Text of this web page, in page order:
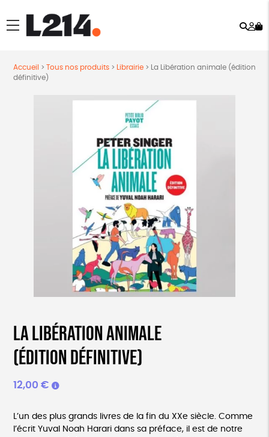
menu
Accueil > Tous nos produits> Librairie>
La Libération animale (édition
définitive)
La Libération animale
(édition définitive)
12,00 €
L’un des plus grands livres de la fin du XXe siècle. Comme
l’écrit Yuval Noah Harari dans sa préface, il est de notre